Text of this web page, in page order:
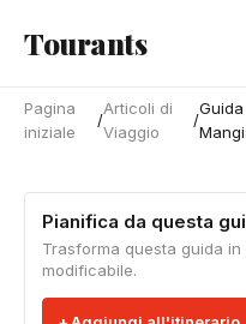
Tourants
Pagina
iniziale
/
Articoli di
Viaggio
/
Pianifica da questa
Trasforma questa guida
modificabile.